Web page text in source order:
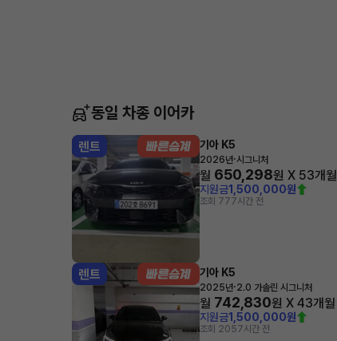
동일 차종 이어카
렌트 기아 K5
2026년·시그니처
월 650,298원 X 53개월
지원금1,500,000원
조회 777시간 전
렌트 기아 K5
2025년·2.0 가솔린 시그니처
월 742,830원 X 43개월
지원금1,500,000원
조회 2057시간 전